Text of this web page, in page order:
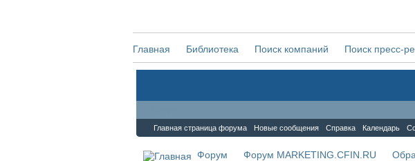
Главная Библиотека Поиск компаний Поиск пресс-
Главная страница форума Новые сообщения Справка Календарь
Форум Форум MARKETING.CFIN.RU